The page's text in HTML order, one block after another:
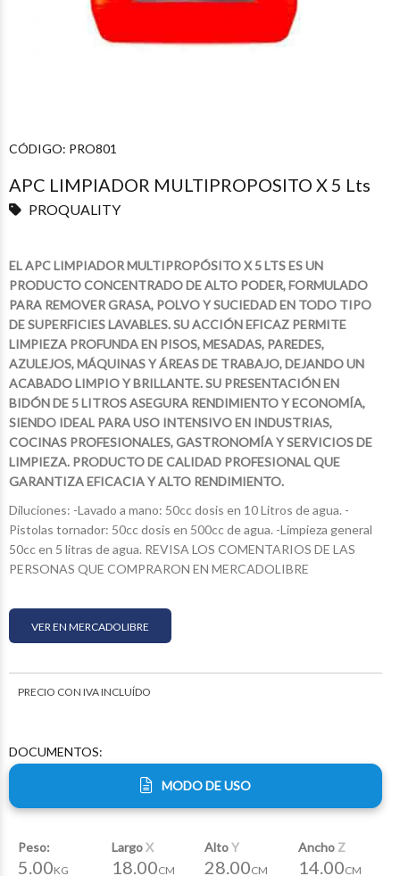
CÓDIGO: PRO801
APC LIMPIADOR MULTIPROPOSITO X 5 Lts
PROQUALITY
EL APC LIMPIADOR MULTIPROPÓSITO X 5 LTS ES UN
PRODUCTO CONCENTRADO DE ALTO PODER, FORMULADO
PARA REMOVER GRASA, POLVO Y SUCIEDAD EN TODO TIPO
DE SUPERFICIES LAVABLES. SU ACCIÓN EFICAZ PERMITE
LIMPIEZA PROFUNDA EN PISOS, MESADAS, PAREDES,
AZULEJOS, MÁQUINAS Y ÁREAS DE TRABAJO, DEJANDO UN
ACABADO LIMPIO Y BRILLANTE. SU PRESENTACIÓN EN
BIDÓN DE 5 LITROS ASEGURA RENDIMIENTO Y ECONOMÍA,
SIENDO IDEAL PARA USO INTENSIVO EN INDUSTRIAS,
COCINAS PROFESIONALES, GASTRONOMÍA Y SERVICIOS DE
LIMPIEZA. PRODUCTO DE CALIDAD PROFESIONAL QUE
GARANTIZA EFICACIA Y ALTO RENDIMIENTO.
Diluciones: -Lavado a mano: 50cc dosis en 10 Litros de agua. -
Pistolas tornador: 50cc dosis en 500cc de agua. -Limpieza general
50cc en 5 litras de agua. REVISA LOS COMENTARIOS DE LAS
PERSONAS QUE COMPRARON EN MERCADOLIBRE
VER EN MERCADOLIBRE
PRECIO CON IVA INCLUÍDO
DOCUMENTOS:
MODO DE USO
Peso:
5.00KG
LargoX
18.00CM
AltoY
28.00CM
Ancho Z
14.00CM
$9.600 $14.673 $3.462 $16.860